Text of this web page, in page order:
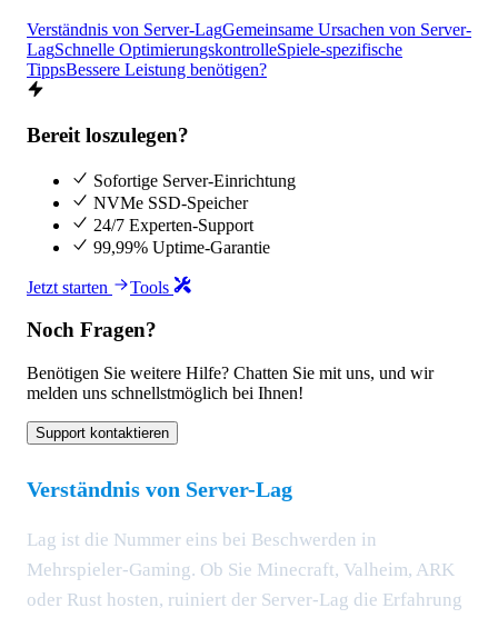
Verständnis von Server-LagGemeinsame Ursachen von Server-
LagSchnelle OptimierungskontrolleSpiele-spezifische
TippsBessere Leistung benötigen?
Bereit loszulegen?
Sofortige Server-Einrichtung
NVMe SSD-Speicher
24/7 Experten-Support
99,99% Uptime-Garantie
Jetzt starten Tools
Noch Fragen?
Benötigen Sie weitere Hilfe? Chatten Sie mit uns, und wir
melden uns schnellstmöglich bei Ihnen!
Support kontaktieren
Verständnis von Server-Lag
Lag ist die Nummer eins bei Beschwerden in
Mehrspieler-Gaming. Ob Sie Minecraft, Valheim, ARK
oder Rust hosten, ruiniert der Server-Lag die Erfahrung